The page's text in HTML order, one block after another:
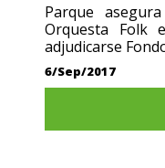
Parque
Orquesta Folk
adjudicarse
6/Sep/2017